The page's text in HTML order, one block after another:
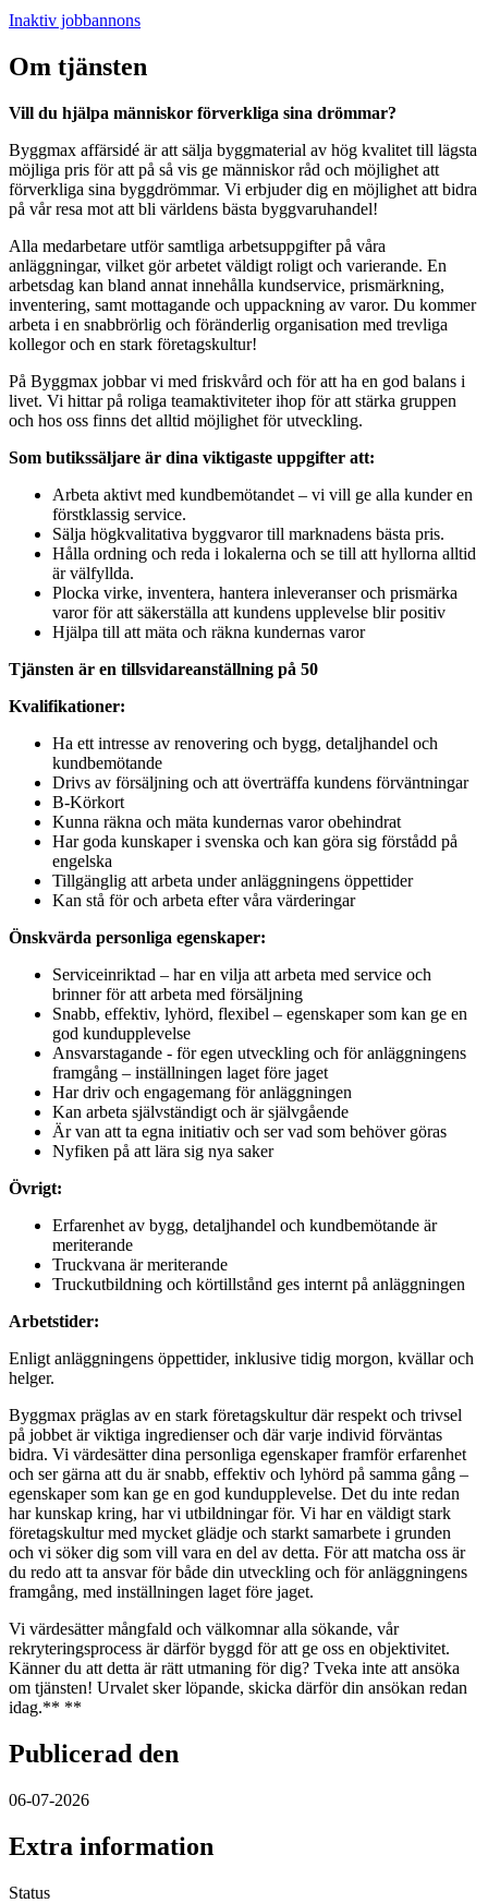
Inaktiv jobbannons
Om tjänsten
Vill du hjälpa människor förverkliga sina drömmar?
Byggmax affärsidé är att sälja byggmaterial av hög kvalitet till lägsta
möjliga pris för att på så vis ge människor råd och möjlighet att
förverkliga sina byggdrömmar. Vi erbjuder dig en möjlighet att bidra
på vår resa mot att bli världens bästa byggvaruhandel!
Alla medarbetare utför samtliga arbetsuppgifter på våra
anläggningar, vilket gör arbetet väldigt roligt och varierande. En
arbetsdag kan bland annat innehålla kundservice, prismärkning,
inventering, samt mottagande och uppackning av varor. Du kommer
arbeta i en snabbrörlig och föränderlig organisation med trevliga
kollegor och en stark företagskultur!
På Byggmax jobbar vi med friskvård och för att ha en god balans i
livet. Vi hittar på roliga teamaktiviteter ihop för att stärka gruppen
och hos oss finns det alltid möjlighet för utveckling.
Som butikssäljare är dina viktigaste uppgifter att:
Arbeta aktivt med kundbemötandet – vi vill ge alla kunder en
förstklassig service.
Sälja högkvalitativa byggvaror till marknadens bästa pris.
Hålla ordning och reda i lokalerna och se till att hyllorna alltid
är välfyllda.
Plocka virke, inventera, hantera inleveranser och prismärka
varor för att säkerställa att kundens upplevelse blir positiv
Hjälpa till att mäta och räkna kundernas varor
Tjänsten är en tillsvidareanställning på 50
Kvalifikationer:
Ha ett intresse av renovering och bygg, detaljhandel och
kundbemötande
Drivs av försäljning och att överträffa kundens förväntningar
B-Körkort
Kunna räkna och mäta kundernas varor obehindrat
Har goda kunskaper i svenska och kan göra sig förstådd på
engelska
Tillgänglig att arbeta under anläggningens öppettider
Kan stå för och arbeta efter våra värderingar
Önskvärda personliga egenskaper:
Serviceinriktad – har en vilja att arbeta med service och
brinner för att arbeta med försäljning
Snabb, effektiv, lyhörd, flexibel – egenskaper som kan ge en
god kundupplevelse
Ansvarstagande - för egen utveckling och för anläggningens
framgång – inställningen laget före jaget
Har driv och engagemang för anläggningen
Kan arbeta självständigt och är självgående
Är van att ta egna initiativ och ser vad som behöver göras
Nyfiken på att lära sig nya saker
Övrigt:
Erfarenhet av bygg, detaljhandel och kundbemötande är
meriterande
Truckvana är meriterande
Truckutbildning och körtillstånd ges internt på anläggningen
Arbetstider:
Enligt anläggningens öppettider, inklusive tidig morgon, kvällar och
helger.
Byggmax präglas av en stark företagskultur där respekt och trivsel
på jobbet är viktiga ingredienser och där varje individ förväntas
bidra. Vi värdesätter dina personliga egenskaper framför erfarenhet
och ser gärna att du är snabb, effektiv och lyhörd på samma gång –
egenskaper som kan ge en god kundupplevelse. Det du inte redan
har kunskap kring, har vi utbildningar för. Vi har en väldigt stark
företagskultur med mycket glädje och starkt samarbete i grunden
och vi söker dig som vill vara en del av detta. För att matcha oss är
du redo att ta ansvar för både din utveckling och för anläggningens
framgång, med inställningen laget före jaget.
Vi värdesätter mångfald och välkomnar alla sökande, vår
rekryteringsprocess är därför byggd för att ge oss en objektivitet.
Känner du att detta är rätt utmaning för dig? Tveka inte att ansöka
om tjänsten! Urvalet sker löpande, skicka därför din ansökan redan
idag.** **
Publicerad den
06-07-2026
Extra information
Status